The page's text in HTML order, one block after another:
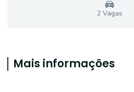
2 Vagas
Mais informações